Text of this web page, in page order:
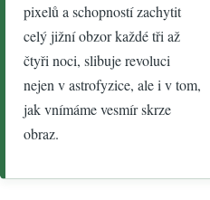
pixelů a schopností zachytit
celý jižní obzor každé tři až
čtyři noci, slibuje revoluci
nejen v astrofyzice, ale i v tom,
jak vnímáme vesmír skrze
obraz.